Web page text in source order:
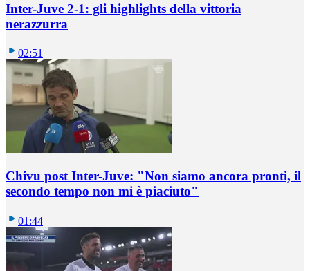
Inter-Juve 2-1: gli highlights della vittoria
nerazzurra
02:51
Chivu post Inter-Juve: "Non siamo ancora pronti, il
secondo tempo non mi è piaciuto"
01:44